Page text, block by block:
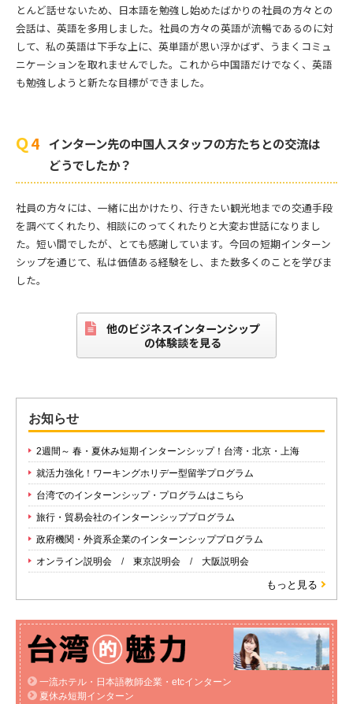
とんど話せないため、日本語を勉強し始めたばかりの社員の方々との
会話は、英語を多用しました。社員の方々の英語が流暢であるのに対
して、私の英語は下手な上に、英単語が思い浮かばず、うまくコミュ
ニケーションを取れませんでした。これから中国語だけでなく、英語
も勉強しようと新たな目標ができました。
インターン先の中国人スタッフの方たちとの交流は
どうでしたか？
社員の方々には、一緒に出かけたり、行きたい観光地までの交通手段
を調べてくれたり、相談にのってくれたりと大変お世話になりまし
た。短い間でしたが、とても感謝しています。今回の短期インターン
シップを通じて、私は価値ある経験をし、また数多くのことを学びま
した。
他のビジネスインターンシップ
の体験談を見る
お知らせ
2週間～ 春・夏休み短期インターンシップ！台湾・北京・上海
就活力強化！ワーキングホリデー型留学プログラム
台湾でのインターンシップ・プログラムはこちら
旅行・貿易会社のインターンシッププログラム
政府機関・外資系企業のインターンシッププログラム
オンライン説明会 / 東京説明会 / 大阪説明会
もっと見る
一流ホテル・日本語教師企業・ etcインターン
夏休み短期インターン